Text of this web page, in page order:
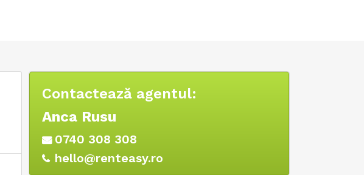
Contactează agentul:
Anca Rusu
0740 308 308
hello@renteasy.ro